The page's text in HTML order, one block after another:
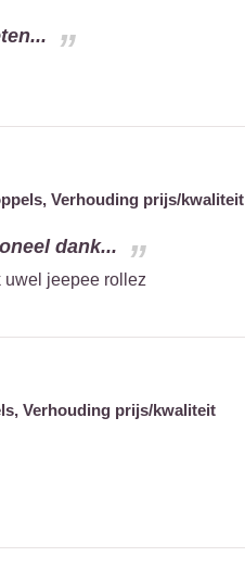
Verhouding prijs/kwaliteit
dank...
jeepee rollez
Verhouding prijs/kwaliteit